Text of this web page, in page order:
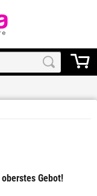
Gebot!